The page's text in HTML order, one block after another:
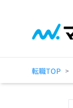
転職TOP >